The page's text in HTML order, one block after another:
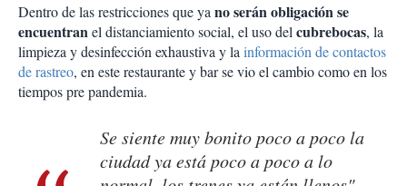
Dentro de las restricciones que yano serán obligación se
encuentranel distanciamiento social, el uso delcubrebocas, la
limpieza y desinfección exhaustiva y lainformación de contactos
de rastreo, en este restaurante y bar se vio el cambio como en los
tiempos pre pandemia.
Se siente muy bonito poco a poco la
ciudad ya está poco a poco a lo